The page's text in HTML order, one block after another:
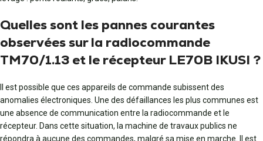
Quelles sont les pannes courantes
observées sur la radiocommande
TM70/1.13 et le récepteur LE70B IKUSI ?
Il est possible que ces appareils de commande subissent des
anomalies électroniques. Une des défaillances les plus communes est
une absence de communication entre la radiocommande et le
récepteur. Dans cette situation, la machine de travaux publics ne
répondra à aucune des commandes, malgré sa mise en marche. Il est